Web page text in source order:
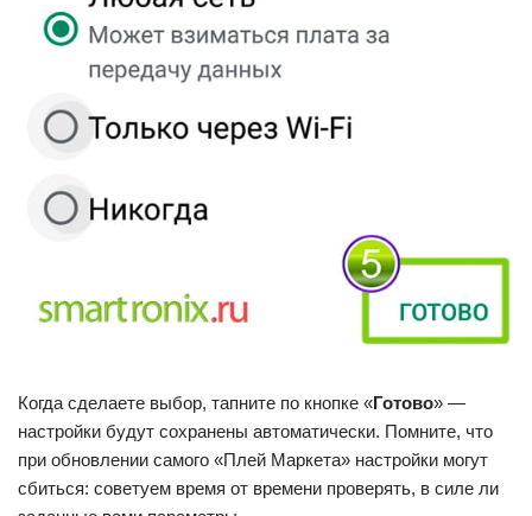
Когда сделаете выбор, тапните по кнопке «Готово» —
настройки будут сохранены автоматически. Помните, что
при обновлении самого «Плей Маркета» настройки могут
сбиться: советуем время от времени проверять, в силе ли